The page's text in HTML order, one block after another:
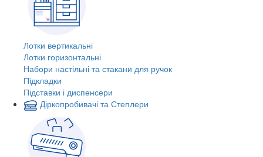
Лотки вертикальні
Лотки горизонтальні
Набори настільні та стакани для ручок
Підкладки
Підставки і диспенсери
Діркопробивачі та Степлери